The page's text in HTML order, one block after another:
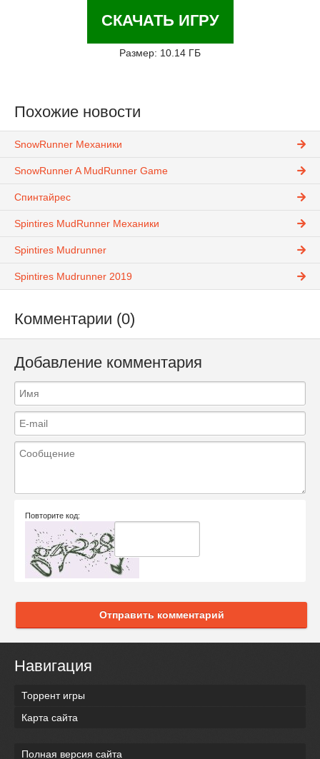
СКАЧАТЬ ИГРУ
Размер: 10.14 ГБ
Похожие новости
SnowRunner Механики
SnowRunner A MudRunner Game
Спинтайрес
Spintires MudRunner Механики
Spintires Mudrunner
Spintires Mudrunner 2019
Комментарии (0)
Добавление комментария
Повторите код:
Отправить комментарий
Навигация
Торрент игры
Карта сайта
Полная версия сайта